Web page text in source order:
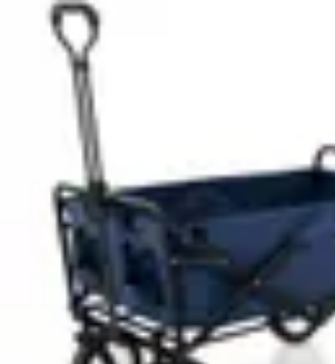
Globe Explore
Voyage Durable
Conseils Pratiques
Globe Explore